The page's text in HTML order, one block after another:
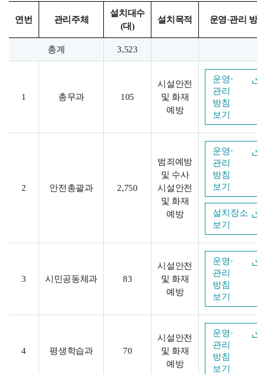
연번 관리주체
설치대수
(대)
설치목적 운영·관리 방침
총계 3,523
1 총무과 105
시설안전
및 화재
예방
운영·
관리
방침
보기
2 안전총괄과 2,750
범죄예방
및 수사
시설안전
및 화재
예방
운영·
관리
방침
보기
설치장소
보기
3 시민공동체과 83
시설안전
및 화재
예방
운영·
관리
방침
보기
4 평생학습과 70
시설안전
및 화재
예방
운영·
관리
방침
보기